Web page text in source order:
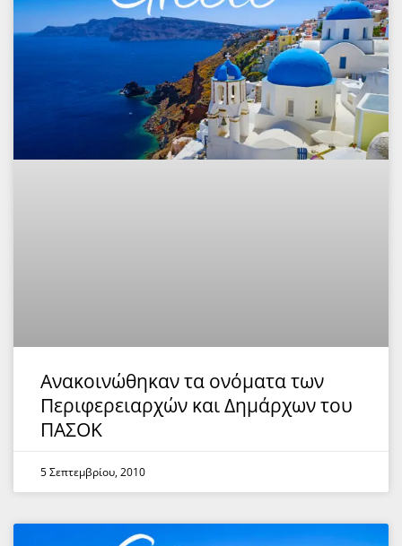
Ανακοινώθηκαν τα ονόματα των
Περιφερειαρχών και Δημάρχων του
ΠΑΣΟΚ
5 Σεπτεμβρίου, 2010